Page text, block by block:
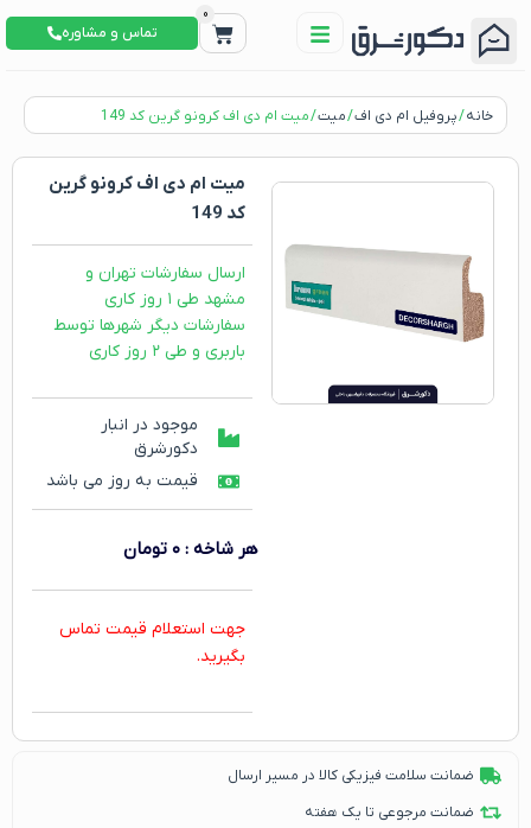
0
تماس و مشاوره
خانه/پروفیل ام دی اف/میت/ میت ام دی اف کرونو گرین کد 149
میت ام دی اف کرونو گرین
کد 149
ارسال سفارشات تهران و
مشهد طی ۱ روز کاری
سفارشات دیگر شهرها توسط
باربری و طی ۲ روز کاری
موجود در انبار
دکورشرق
قیمت به روز می باشد
هر شاخه :۰ تومان
جهت استعلام قیمت تماس
بگیرید.
ضمانت سلامت فیزیکی کالا در مسیر ارسال
ضمانت مرجوعی تا یک هفته